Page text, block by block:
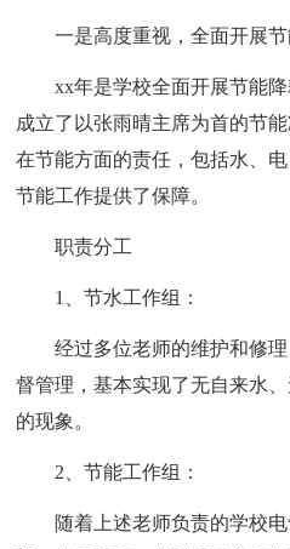
一是高度重视，全面开展
xx年是学校全面开展节能
成立了以张雨晴主席为首的节
在节能方面的责任，包括水、
节能工作提供了保障。
职责分工
1、节水工作组：
经过多位老师的维护和修
督管理，基本实现了无自来水
的现象。
2、节能工作组：
随着上述老师负责的学校